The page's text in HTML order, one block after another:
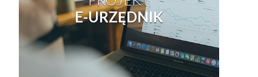
E-URZĘDNIK